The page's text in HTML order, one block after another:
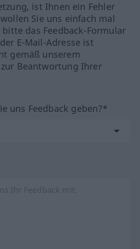
ist Ihnen ein Fehler
Sie uns einfach mal
bitte das Feedback-Formular
E-Mail-Adresse ist
gemäß unserem
Beantwortung Ihrer
uns Feedback geben?*